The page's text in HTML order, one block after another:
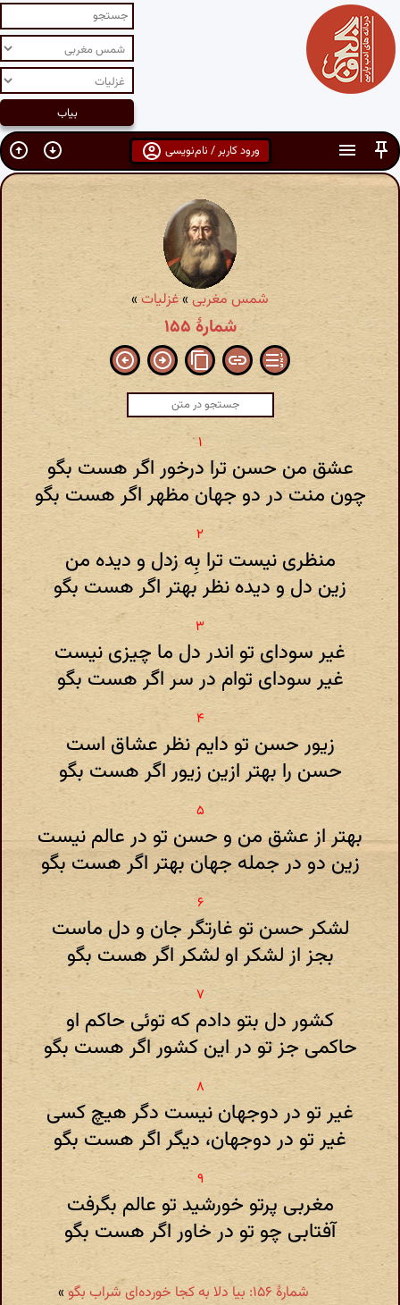
ورود کاربر / نام‌نویسی
شمس مغربی»غزلیات »
شمارهٔ ۱۵۵
عشق من حسن ترا درخور اگر هست بگو
چون منت در دو جهان مظهر اگر هست بگو
منظری نیست ترا بِه ز‌دل و دیده من
زین دل و دیده نظر بهتر اگر هست بگو
غیر سودای تو اندر دل ما چیزی نیست
غیر سودای توام در سر اگر هست بگو
زیور حسن تو دایم نظر عشاق است
حسن را بهتر ازین زیور اگر هست بگو
بهتر از عشق من و حسن تو در عالم نیست
زین دو در جمله جهان بهتر اگر هست بگو
لشکر حسن تو غارتگر جان و دل ماست
بجز از لشکر او لشکر اگر هست بگو
کشور دل بتو دادم که توئی حاکم او
حاکمی جز تو در این کشور اگر هست بگو
غیر تو در دوجهان نیست دگر هیچ کسی
غیر تو در دوجهان، دیگر اگر هست بگو
مغربی پرتو خورشید تو عالم بگرفت
آفتابی چو تو در خاور اگر هست بگو
شمارهٔ ۱۵۶: بیا دلا به کجا خورده‌ای شراب بگو
»